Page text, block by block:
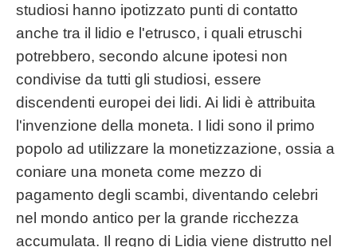
studiosi hanno ipotizzato punti di contatto
anche tra il lidio e l'etrusco, i quali etruschi
potrebbero, secondo alcune ipotesi non
condivise da tutti gli studiosi, essere
discendenti europei dei lidi. Ai lidi è attribuita
l'invenzione della moneta. I lidi sono il primo
popolo ad utilizzare la monetizzazione, ossia a
coniare una moneta come mezzo di
pagamento degli scambi, diventando celebri
nel mondo antico per la grande ricchezza
accumulata. Il regno di Lidia viene distrutto nel